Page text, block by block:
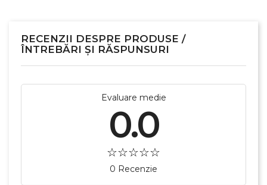
RECENZII DESPRE PRODUSE /
ÎNTREBĂRI ȘI RĂSPUNSURI
Evaluare medie
0.0
0 Recenzie
Creeaza o lista de dorinte
Numele listei de dorinte
Creeaza o lista de dorinte